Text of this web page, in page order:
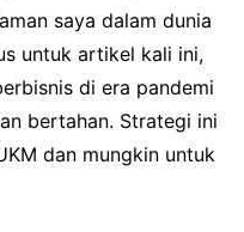
saya dalam dunia
untuk artikel kali ini,
di era pandemi
bertahan. Strategi ini
dan mungkin untuk